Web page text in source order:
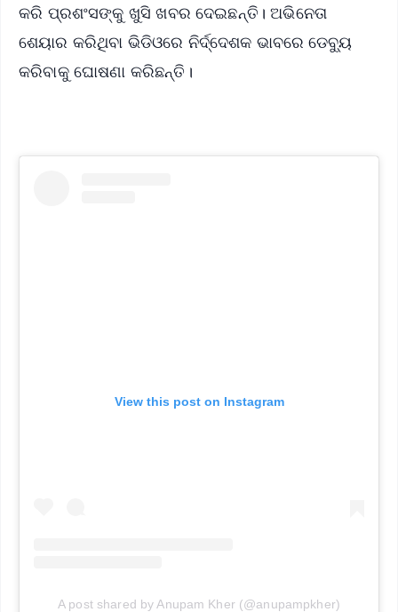
କରି ପ୍ରଶଂସଙ୍କୁ ଖୁସି ଖବର ଦେଇଛନ୍ତି। ଅଭିନେତା
ଶେୟାର କରିଥିବା ଭିଡିଓରେ ନିର୍ଦ୍ଦେଶକ ଭାବରେ ଡେବ୍ୟୁ
କରିବାକୁ ଘୋଷଣା କରିଛନ୍ତି।
View this post on Instagram
A post shared by Anupam Kher (@anupampkher)